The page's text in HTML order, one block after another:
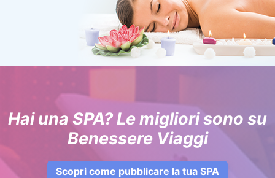
Hai una SPA? Le migliori sono su
Benessere Viaggi
Scopri come pubblicare la tua SPA